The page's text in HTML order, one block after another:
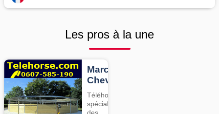
Les pros à la une
Marcheurs
Chevaux
Téléhorse,
spécialiste